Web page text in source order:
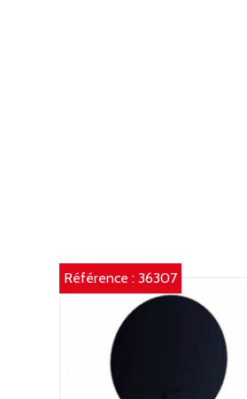
Référence :36307